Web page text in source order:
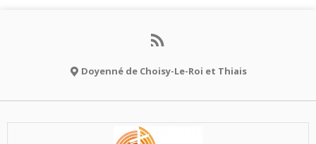
Doyenné de Choisy-Le-Roi et Thiais